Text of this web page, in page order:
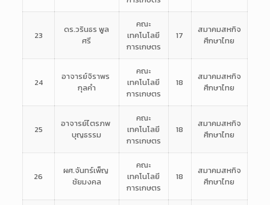
23
ดร.วรินธร พูล
ศรี
คณะ
เทคโนโลยี
การเกษตร
17
สมาคมสหกิจ
ศึกษาไทย
24
อาจารย์จิราพร
กุลคำ
คณะ
เทคโนโลยี
การเกษตร
18
สมาคมสหกิจ
ศึกษาไทย
25
อาจารย์ไตรภพ
บุญธรรม
คณะ
เทคโนโลยี
การเกษตร
18
สมาคมสหกิจ
ศึกษาไทย
26
ผศ.จันทร์เพ็ญ
ชัยมงคล
คณะ
เทคโนโลยี
การเกษตร
18
สมาคมสหกิจ
ศึกษาไทย